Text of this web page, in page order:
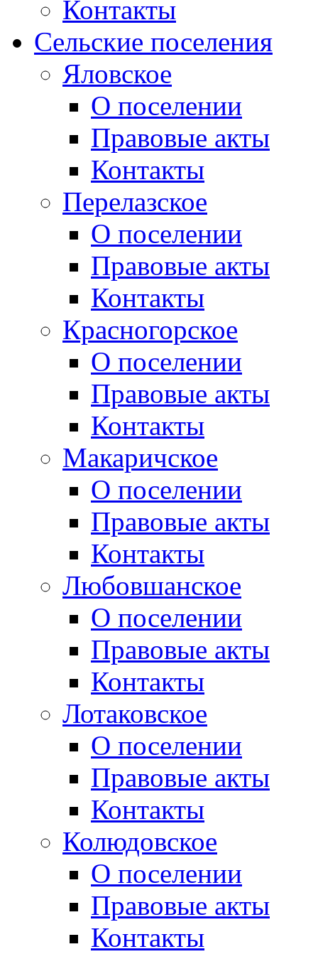
Контакты
Сельские поселения
Яловское
О поселении
Правовые акты
Контакты
Перелазское
О поселении
Правовые акты
Контакты
Красногорское
О поселении
Правовые акты
Контакты
Макаричское
О поселении
Правовые акты
Контакты
Любовшанское
О поселении
Правовые акты
Контакты
Лотаковское
О поселении
Правовые акты
Контакты
Колюдовское
О поселении
Правовые акты
Контакты